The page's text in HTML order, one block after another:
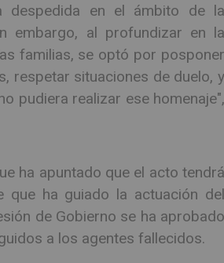
despedida en el ámbito de la
embargo, al profundizar en la
familias, se optó por posponer
respetar situaciones de duelo, y
pudiera realizar ese homenaje",
ha apuntado que el acto tendrá
que ha guiado la actuación del
de Gobierno se ha aprobado
a los agentes fallecidos.